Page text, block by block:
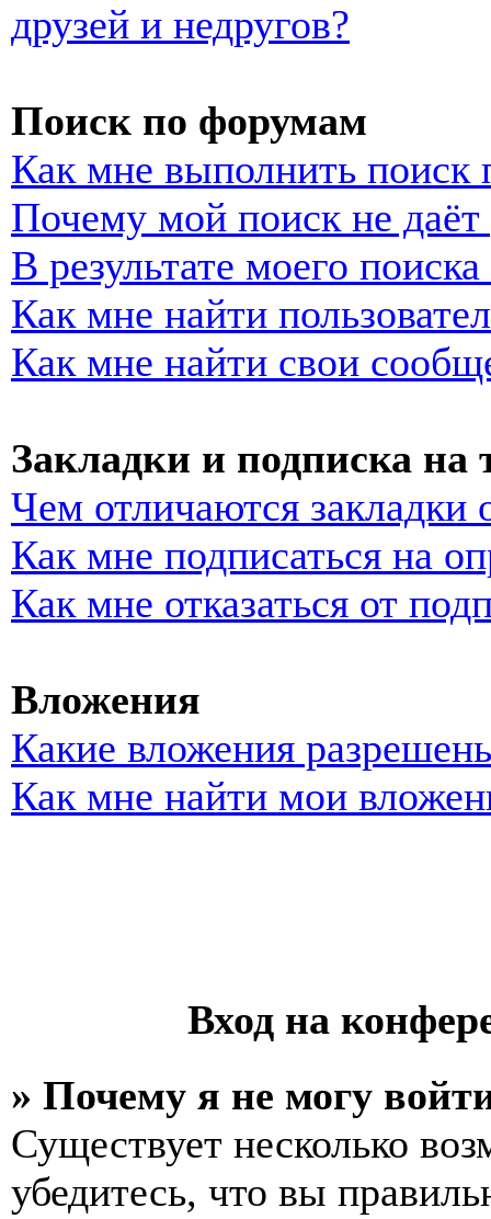
друзей и недругов?
Поиск по форумам
Как мне выполнить
Почему мой поиск не даёт
В результате моего
Как мне найти
Как мне найти свои
Закладки и подписка на
Чем отличаются закладки
Как мне подписаться на
Как мне отказаться от
Вложения
Какие вложения
Как мне найти мои
Вход на
» Почему я не могу
Существует несколько
убедитесь, что вы